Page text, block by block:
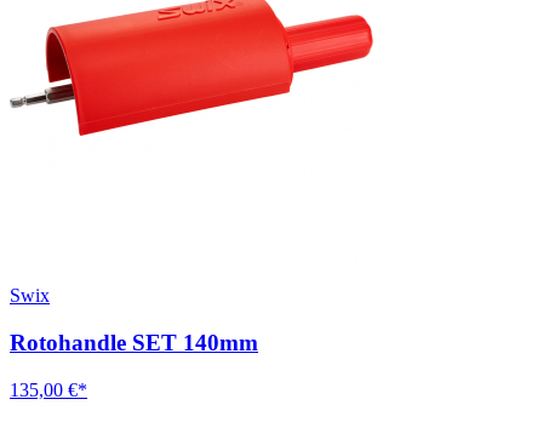
Swix
Rotohandle SET 140mm
135,00 €*